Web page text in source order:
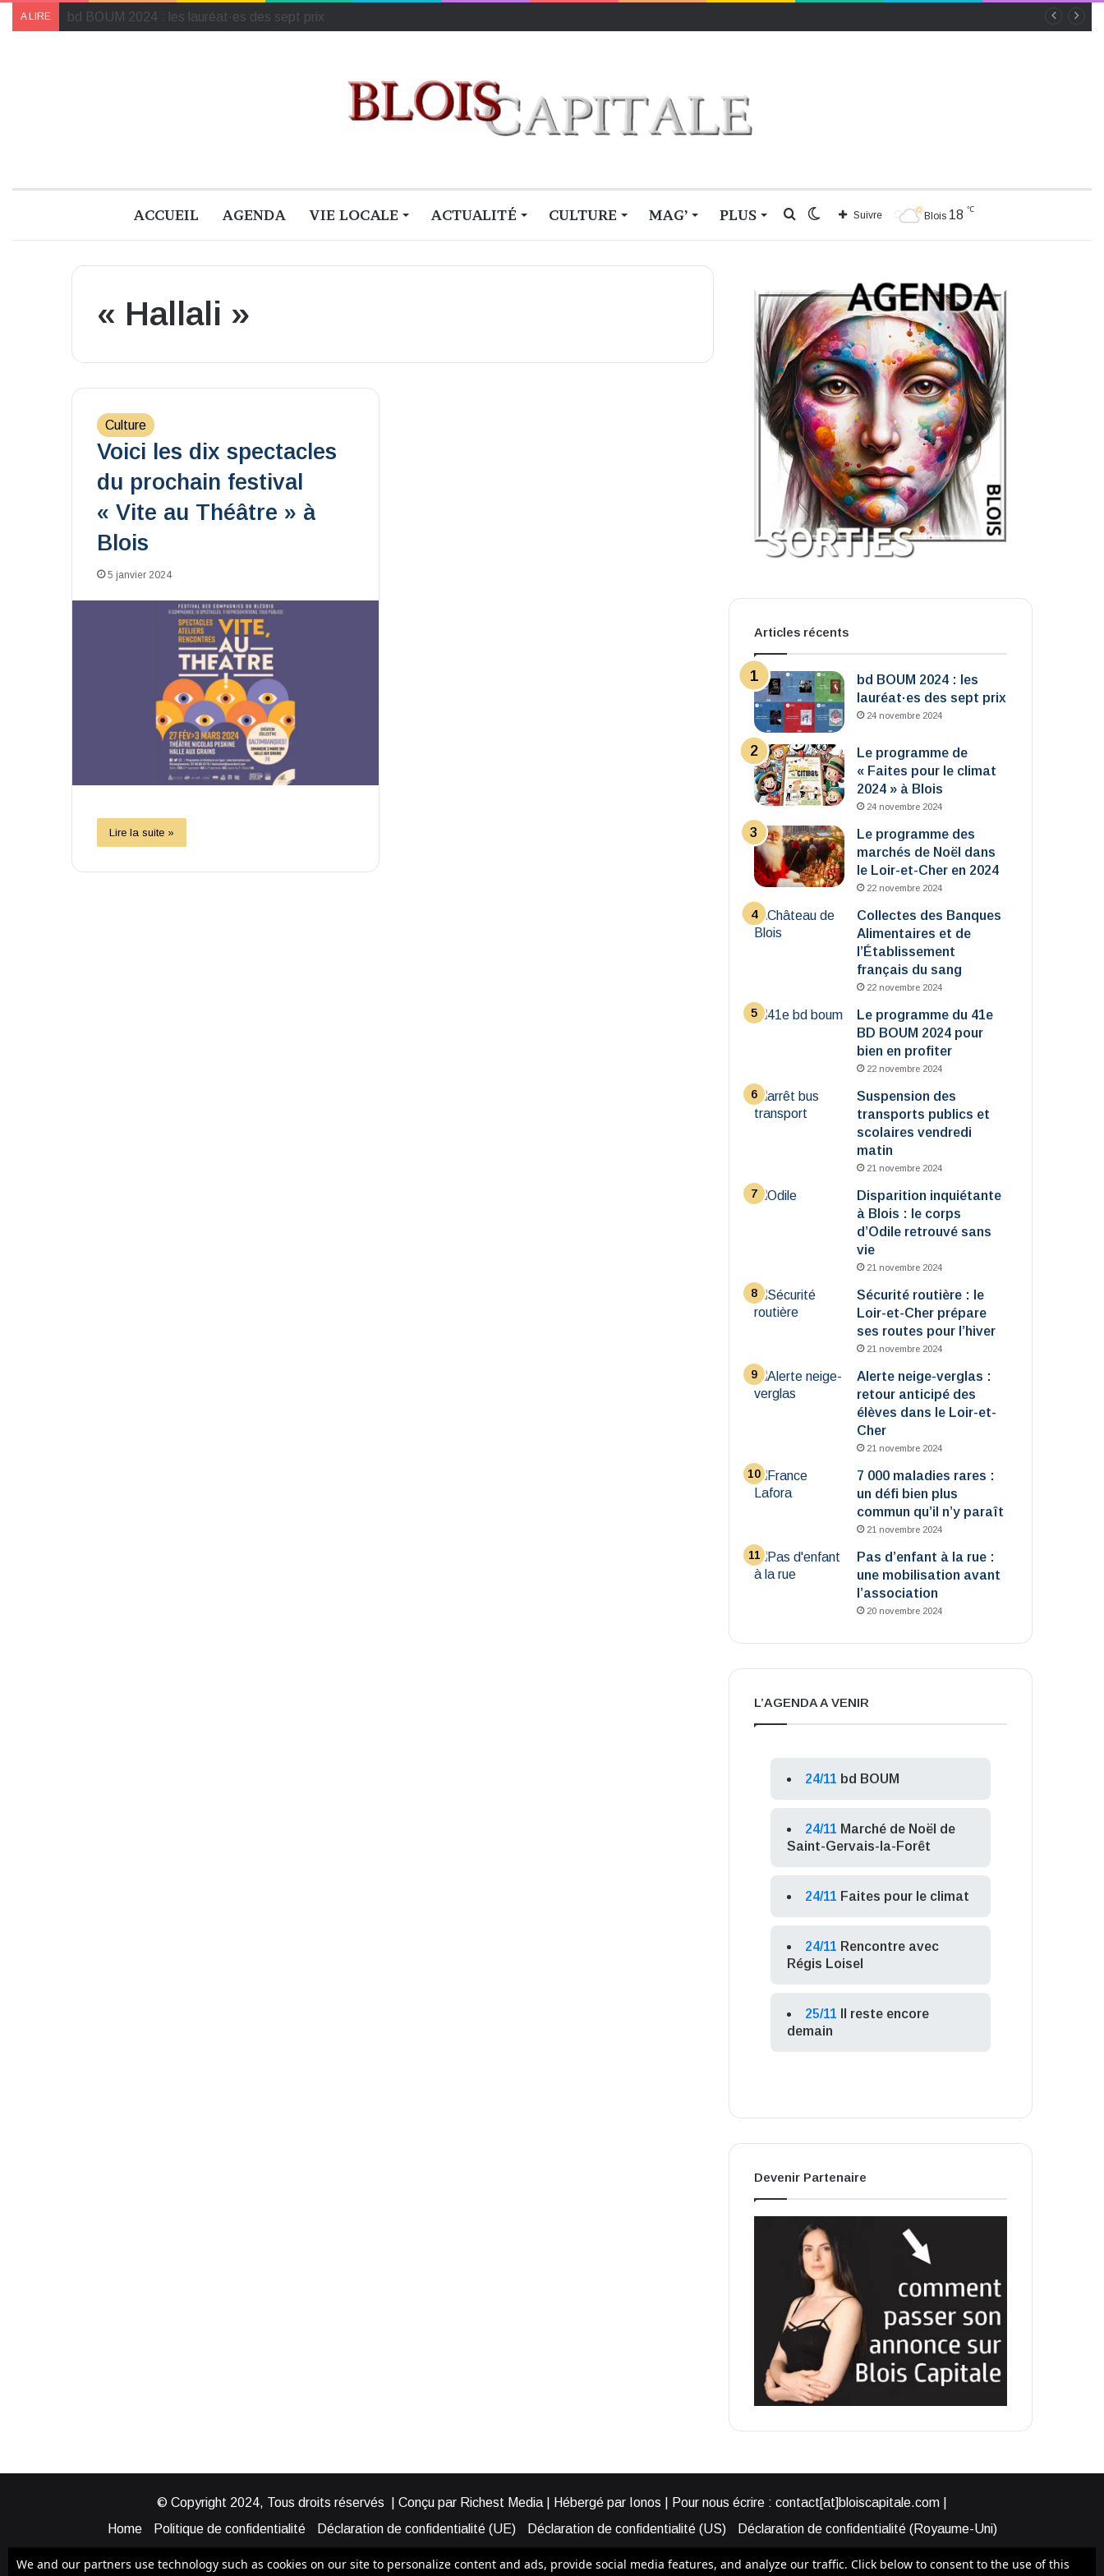
A LIRE Le programme de « Faites pour le climat 2024 » à Blois
ACCUEIL AGENDA VIE LOCALE ACTUALITÉ CULTURE MAG’ PLUS Blois 18 ℃
Suivre
Switch
Rechercher
« Hallali »
Culture
Voici les dix spectacles
du prochain festival
« Vite au Théâtre » à
Blois
5 janvier 2024
Lire la suite »
Articles récents
bd BOUM 2024 : les
lauréat·es des sept prix
24 novembre 2024
Le programme de
« Faites pour le climat
2024 » à Blois
24 novembre 2024
Le programme des
marchés de Noël dans
le Loir-et-Cher en 2024
22 novembre 2024
Collectes des Banques
Alimentaires et de
l’Établissement
français du sang
22 novembre 2024
Le programme du 41e
BD BOUM 2024 pour
bien en profiter
22 novembre 2024
Suspension des
transports publics et
scolaires vendredi
matin
21 novembre 2024
Disparition inquiétante
à Blois : le corps
d’Odile retrouvé sans
vie
21 novembre 2024
Sécurité routière : le
Loir-et-Cher prépare
ses routes pour l’hiver
21 novembre 2024
Alerte neige-verglas :
retour anticipé des
élèves dans le Loir-et-
Cher
21 novembre 2024
7 000 maladies rares :
un défi bien plus
commun qu’il n’y paraît
21 novembre 2024
Pas d’enfant à la rue :
une mobilisation avant
l’association
20 novembre 2024
L’AGENDA A VENIR
24/11 bd BOUM
24/11 Marché de Noël de
Saint-Gervais-la-Forêt
24/11 Faites pour le climat
24/11 Rencontre avec
Régis Loisel
25/11
Il reste encore
demain
Devenir Partenaire
© Copyright 2024, Tous droits réservés | Conçu par Richest Media | Hébergé par Ionos | Pour nous écrire : contact[at]bloiscapitale.com |
Home
Politique de confidentialité Déclaration de confidentialité (UE) Déclaration de confidentialité (US)
Déclaration de confidentialité (Royaume-Uni)
We and our partners use technology such as cookies on our site to personalize content and ads, provide social media features, and analyze our traffic. Click below to consent to the use of this